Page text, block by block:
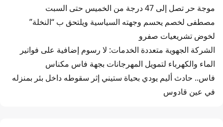
موجة حر تصل إلى 47 درجة من الخميس حتى السبت
مصطفى لخصم يحسم وجهته السياسية ويلتحق ب “النخلة”
لخوض تشريعيات صفرو
الشركة الجهوية متعددة الخدمات: لا رسوم إضافية على فواتير
الماء والكهرباء لتمويل المهرجانات بجهة فاس مكناس
فاس.. حادث أليم يودي بحياة ستيني إثر سقوطه داخل بئر بمنزله
في عين قادوس